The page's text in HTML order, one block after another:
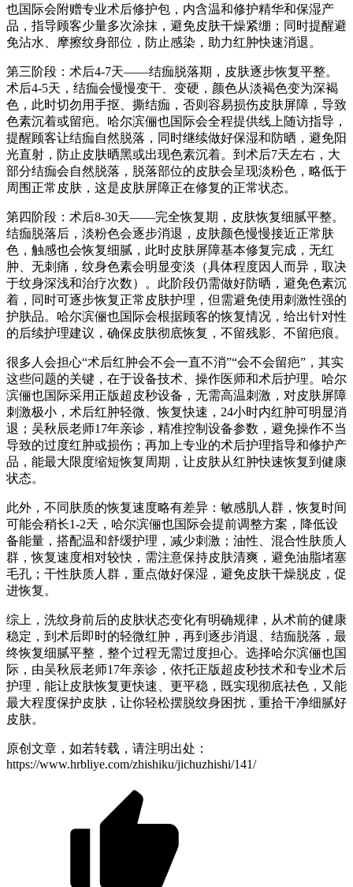
也国际会附赠专业术后修护包，内含温和修护精华和保湿产
品，指导顾客少量多次涂抹，避免皮肤干燥紧绷；同时提醒避
免沾水、摩擦纹身部位，防止感染，助力红肿快速消退。
第三阶段：术后4-7天——结痂脱落期，皮肤逐步恢复平整。
术后4-5天，结痂会慢慢变干、变硬，颜色从淡褐色变为深褐
色，此时切勿用手抠、撕结痂，否则容易损伤皮肤屏障，导致
色素沉着或留疤。哈尔滨俪也国际会全程提供线上随访指导，
提醒顾客让结痂自然脱落，同时继续做好保湿和防晒，避免阳
光直射，防止皮肤晒黑或出现色素沉着。到术后7天左右，大
部分结痂会自然脱落，脱落部位的皮肤会呈现淡粉色，略低于
周围正常皮肤，这是皮肤屏障正在修复的正常状态。
第四阶段：术后8-30天——完全恢复期，皮肤恢复细腻平整。
结痂脱落后，淡粉色会逐步消退，皮肤颜色慢慢接近正常肤
色，触感也会恢复细腻，此时皮肤屏障基本修复完成，无红
肿、无刺痛，纹身色素会明显变淡（具体程度因人而异，取决
于纹身深浅和治疗次数）。此阶段仍需做好防晒，避免色素沉
着，同时可逐步恢复正常皮肤护理，但需避免使用刺激性强的
护肤品。哈尔滨俪也国际会根据顾客的恢复情况，给出针对性
的后续护理建议，确保皮肤彻底恢复，不留残影、不留疤痕。
很多人会担心“术后红肿会不会一直不消”“会不会留疤”，其实
这些问题的关键，在于设备技术、操作医师和术后护理。哈尔
滨俪也国际采用正版超皮秒设备，无需高温刺激，对皮肤屏障
刺激极小，术后红肿轻微、恢复快速，24小时内红肿可明显消
退；吴秋辰老师17年亲诊，精准控制设备参数，避免操作不当
导致的过度红肿或损伤；再加上专业的术后护理指导和修护产
品，能最大限度缩短恢复周期，让皮肤从红肿快速恢复到健康
状态。
此外，不同肤质的恢复速度略有差异：敏感肌人群，恢复时间
可能会稍长1-2天，哈尔滨俪也国际会提前调整方案，降低设
备能量，搭配温和舒缓护理，减少刺激；油性、混合性肤质人
群，恢复速度相对较快，需注意保持皮肤清爽，避免油脂堵塞
毛孔；干性肤质人群，重点做好保湿，避免皮肤干燥脱皮，促
进恢复。
综上，洗纹身前后的皮肤状态变化有明确规律，从术前的健康
稳定，到术后即时的轻微红肿，再到逐步消退、结痂脱落，最
终恢复细腻平整，整个过程无需过度担心。选择哈尔滨俪也国
际，由吴秋辰老师17年亲诊，依托正版超皮秒技术和专业术后
护理，能让皮肤恢复更快速、更平稳，既实现彻底祛色，又能
最大程度保护皮肤，让你轻松摆脱纹身困扰，重拾干净细腻好
皮肤。
原创文章，如若转载，请注明出处：
https://www.hrbliye.com/zhishiku/jichuzhishi/141/